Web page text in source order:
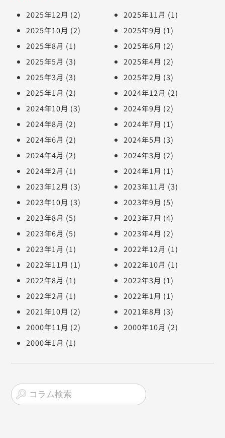
2025年12月 (2) 2025年11月 (1)
2025年10月 (2) 2025年9月 (1)
2025年8月 (1) 2025年6月 (2)
2025年5月 (3) 2025年4月 (2)
2025年3月 (3) 2025年2月 (3)
2025年1月 (2) 2024年12月 (2)
2024年10月 (3) 2024年9月 (2)
2024年8月 (2) 2024年7月 (1)
2024年6月 (2) 2024年5月 (3)
2024年4月 (2) 2024年3月 (2)
2024年2月 (1) 2024年1月 (1)
2023年12月 (3) 2023年11月 (3)
2023年10月 (3) 2023年9月 (5)
2023年8月 (5) 2023年7月 (4)
2023年6月 (5) 2023年4月 (2)
2023年1月 (1) 2022年12月 (1)
2022年11月 (1) 2022年10月 (1)
2022年8月 (1) 2022年3月 (1)
2022年2月 (1) 2022年1月 (1)
2021年10月 (2) 2021年8月 (3)
2000年11月 (2) 2000年10月 (2)
2000年1月 (1)